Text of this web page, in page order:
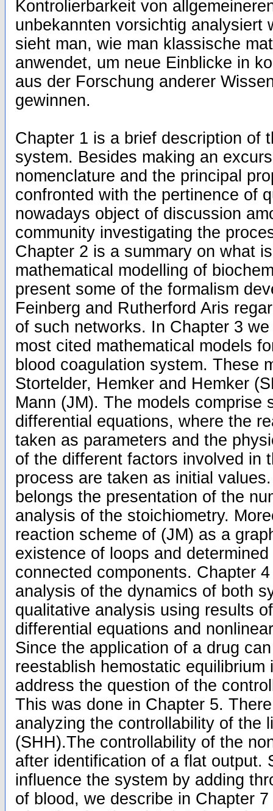
Kontrolierbarkeit von
unbekannten vorsichtig analysiert
sieht man, wie man klassische
anwendet, um neue Einblicke in
aus der Forschung anderer
gewinnen.
Chapter 1 is a brief description of
system. Besides making an
nomenclature and the principal
confronted with the pertinence of
nowadays object of discussion
community investigating the
Chapter 2 is a summary on what
mathematical modelling of
present some of the formalism
Feinberg and Rutherford Aris
of such networks. In Chapter 3
most cited mathematical models
blood coagulation system. These
Stortelder, Hemker and Hemker
Mann (JM). The models comprise
differential equations, where the
taken as parameters and the
of the different factors involved in
process are taken as initial
belongs the presentation of the
analysis of the stoichiometry.
reaction scheme of (JM) as a
existence of loops and
connected components. Chapter
analysis of the dynamics of both
qualitative analysis using results
differential equations and
Since the application of a drug
reestablish hemostatic
address the question of the
This was done in Chapter 5.
analyzing the controllability of the
(SHH).The controllability of the
after identification of a flat output.
influence the system by adding
of blood, we describe in Chapter